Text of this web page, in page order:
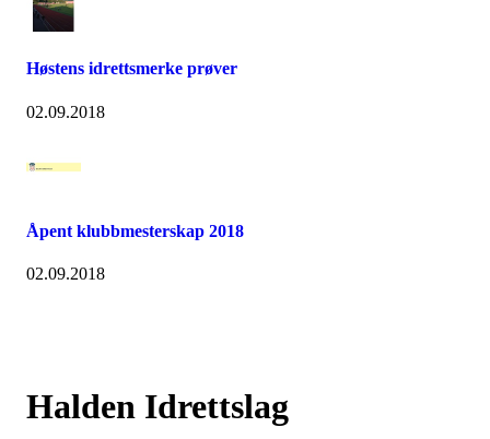
Høstens idrettsmerke prøver
02.09.2018
Åpent klubbmesterskap 2018
02.09.2018
Halden Idrettslag